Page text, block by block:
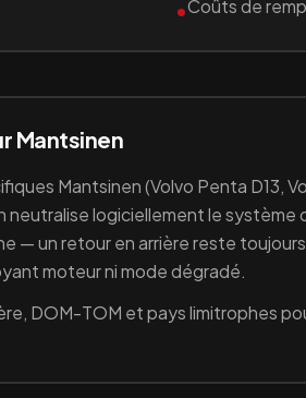
•Coûts de
Mantsinen
Mantsinen(Volvo Penta D13,
neutralise logiciellement le système
— un retour en arrière reste
moteur ni mode dégradé.
DOM-TOM et pays limitrophes